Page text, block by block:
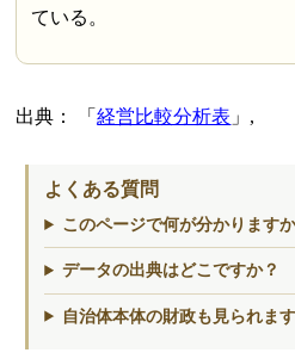
ている。
出典： 経営比較分析表 ,
よくある質問
このページで何が分かります
データの出典はどこですか？
自治体本体の財政も見られま